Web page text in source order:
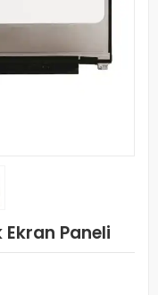
Paneli